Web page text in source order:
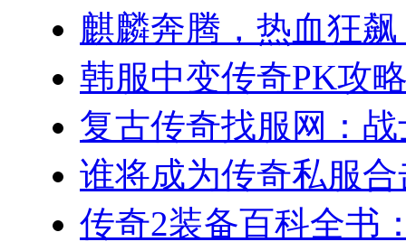
麒麟奔腾，热血狂
韩服中变传奇PK攻
复古传奇找服网：
谁将成为传奇私服
传奇2装备百科全书